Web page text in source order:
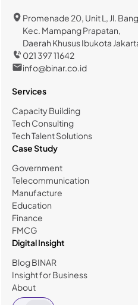
Promenade 20, Unit L, Jl.
Kec. Mampang Prapatan,
Daerah Khusus Ibukota
021 397 11642
info@binar.co.id
Services
Capacity Building
Tech Consulting
Tech Talent Solutions
Case Study
Government
Telecommunication
Manufacture
Education
Finance
FMCG
Digital Insight
Blog BINAR
Insight for Business
About